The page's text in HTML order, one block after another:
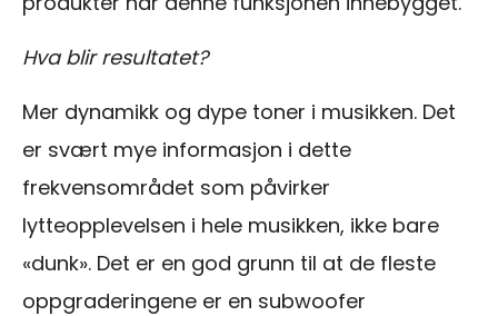
Hva blir resultatet?
Mer dynamikk og dype toner i musikken. Det
er svært mye informasjon i dette
frekvensområdet som påvirker
lytteopplevelsen i hele musikken, ikke bare
«dunk». Det er en god grunn til at de fleste
oppgraderingene er en subwoofer